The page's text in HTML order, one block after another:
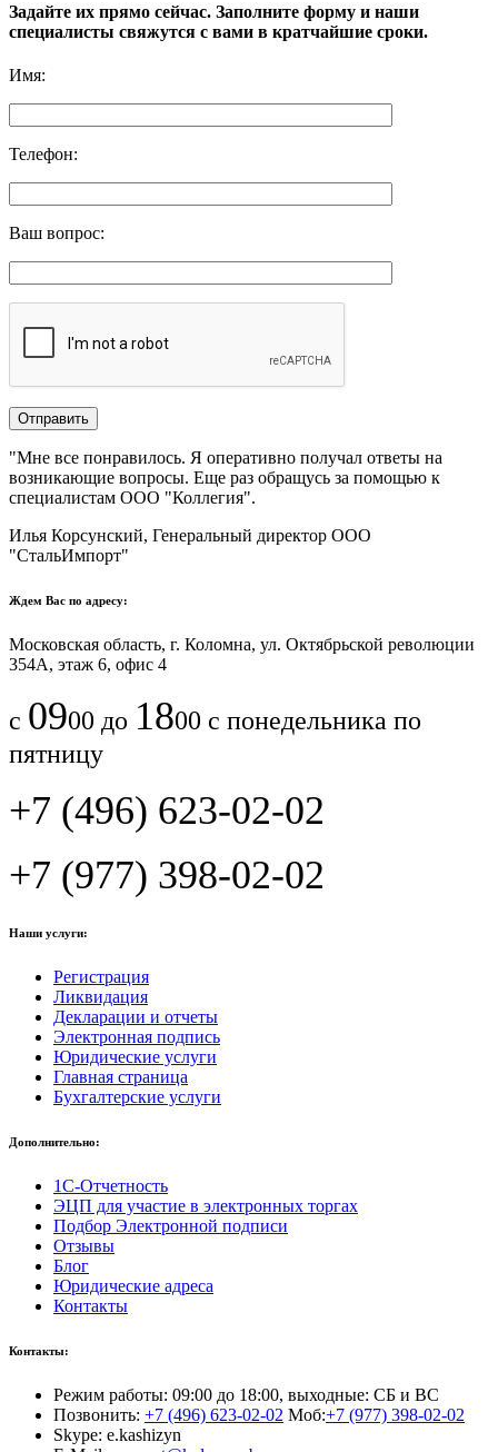
Задайте их прямо сейчас. Заполните форму и наши
специалисты свяжутся с вами в кратчайшие сроки.
Имя:
Телефон:
Ваш вопрос:
"Мне все понравилось.​ ​Я оперативно получал ответы на
возникающие вопросы. Еще раз обращусь за помощью к
специалистам ООО "Коллегия".​
Илья Корсунский, Генеральный директор ООО
"СтальИмпорт"
Ждем Вас по адресу:
Московская область, г. Коломна, ул. Октябрьской революции
354А, этаж 6, офис 4
с 0900 до 1800 с понедельника по
пятницу
+7 (496) 623-02-02
+7 (977) 398-02-02
Наши услуги:
Регистрация
Ликвидация
Декларации и отчеты
Электронная подпись
Юридические услуги
Главная страница
Бухгалтерские услуги
Дополнительно:
1С-Отчетность
ЭЦП для участие в электронных торгах
Подбор Электронной подписи
Отзывы
Блог
Юридические адреса
Контакты
Контакты:
Режим работы: 09:00 до 18:00, выходные: СБ и ВС
Позвонить: +7 (496) 623-02-02 Моб:+7 (977) 398-02-02
Skype: e.kashizyn